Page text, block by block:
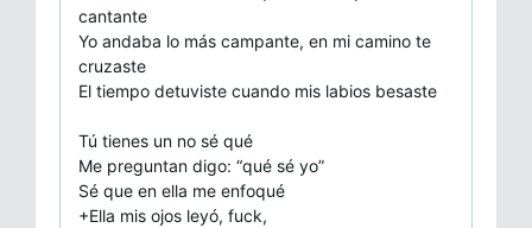
cantante
Yo andaba lo más campante, en mi camino te
cruzaste
El tiempo detuviste cuando mis labios besaste
Tú tienes un no sé qué
Me preguntan digo: “qué sé yo”
Sé que en ella me enfoqué
+Ella mis ojos leyó, fuck,